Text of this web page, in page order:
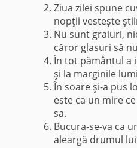
Ziua zilei spune
nopţii vesteşte
Nu sunt graiuri,
căror glasuri să
În tot pământul a
şi la marginile
În soare şi-a pus
este ca un mire
sa.
Bucura-se-va ca
aleargă drumul